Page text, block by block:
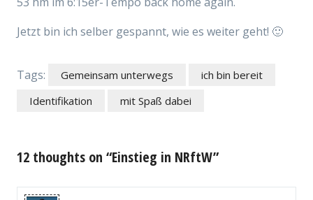
Jetzt bin ich selber gespannt, wie es weiter geht! 🙂
Tags: Gemeinsam unterwegs
ich bin bereit
Identifikation
mit Spaß dabei
12 thoughts on “Einstieg in NRftW”